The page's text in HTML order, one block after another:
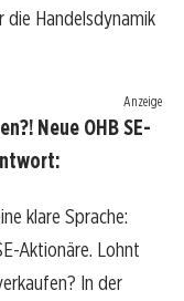
Handelsdynamik
Anzeige
Neue OHB SE-
klare Sprache:
Aktionäre. Lohnt
In der